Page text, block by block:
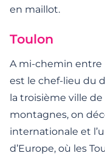
en maillot.
Toulon
A mi-chemin entre
est le chef-lieu du
la troisième ville
montagnes, on
internationale et
d’Europe, où les